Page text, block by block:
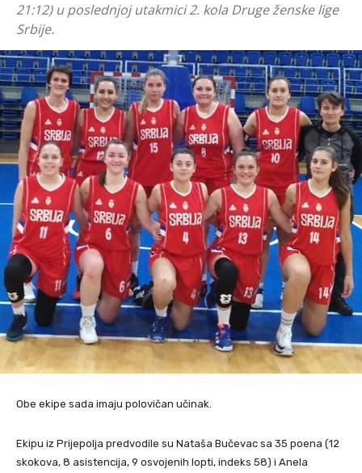
21:12) u poslednjoj utakmici 2. kola Druge ženske lige
Srbije.
Obe ekipe sada imaju polovičan učinak.
Ekipu iz Prijepolja predvodile su Nataša Bučevac sa 35 poena (12
skokova, 8 asistencija, 9 osvojenih lopti, indeks 58) i Anela